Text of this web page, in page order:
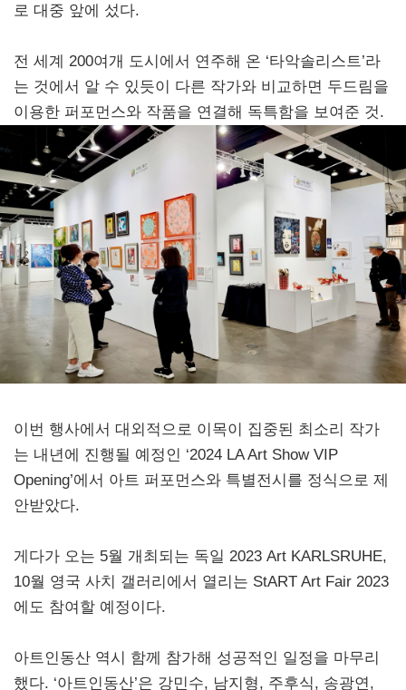
로 대중 앞에 섰다.
전 세계 200여개 도시에서 연주해 온 ‘타악솔리스트’라
는 것에서 알 수 있듯이 다른 작가와 비교하면 두드림을
이용한 퍼포먼스와 작품을 연결해 독특함을 보여준 것.
이번 행사에서 대외적으로 이목이 집중된 최소리 작가
는 내년에 진행될 예정인 ‘2024 LA Art Show VIP
Opening’에서 아트 퍼포먼스와 특별전시를 정식으로 제
안받았다.
게다가 오는 5월 개최되는 독일 2023 Art KARLSRUHE,
10월 영국 사치 갤러리에서 열리는 StART Art Fair 2023
에도 참여할 예정이다.
아트인동산 역시 함께 참가해 성공적인 일정을 마무리
했다. ‘아트인동산’은 강민수, 남지형, 주후식, 송광연,